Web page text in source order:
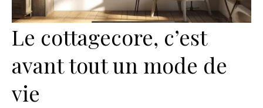
Le cottagecore, c’est
avant tout un mode de
vie